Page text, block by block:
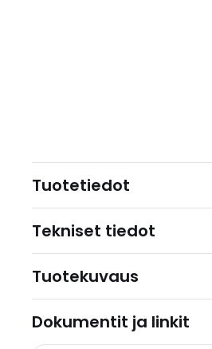
Tuotetiedot
Tekniset tiedot
Tuotekuvaus
Dokumentit ja linkit